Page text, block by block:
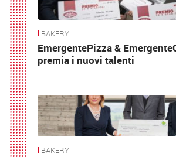
BAKERY
EmergentePizza &
premia i nuovi talenti
BAKERY